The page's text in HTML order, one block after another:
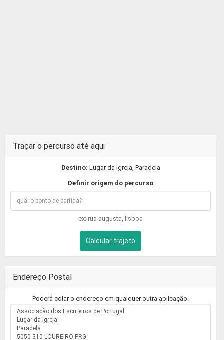
Traçar o percurso até aqui
Destino: Lugar da Igreja, Paradela
Definir origem do percurso
ex: rua augusta, lisboa
Calcular trajeto
Endereço Postal
Poderá colar o endereço em qualquer outra aplicação.